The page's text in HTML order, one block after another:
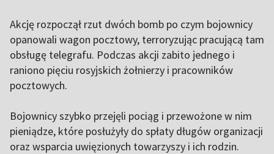
Akcję rozpoczął rzut dwóch bomb po czym bojownicy
opanowali wagon pocztowy, terroryzując pracującą tam
obsługę telegrafu. Podczas akcji zabito jednego i
raniono pięciu rosyjskich żołnierzy i pracowników
pocztowych.
Bojownicy szybko przejęli pociąg i przewożone w nim
pieniądze, które posłużyły do spłaty długów organizacji
oraz wsparcia uwięzionych towarzyszy i ich rodzin.